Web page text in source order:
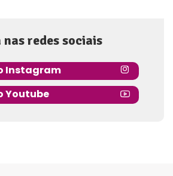
nas redes sociais
Instagram
Youtube